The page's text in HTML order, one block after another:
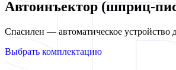
Автоинъектор (шприц-
Спасилен — автоматическое
Выбрать комплектацию